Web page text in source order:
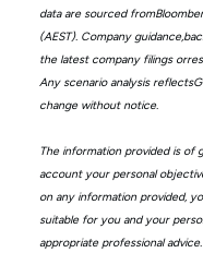
data are sourced
(AEST). Company
the latest company filings
Any scenario analysis
change without notice.
The information provided is of
account your personal
on any information provided,
suitable for you and your
appropriate professional